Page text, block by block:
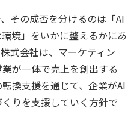
その成否を分けるのは「AI
境」をいかに整えるかにあ
式会社は、マーケティン
が一体で売上を創出する
換支援を通じて、企業がAI
りを支援していく方針で